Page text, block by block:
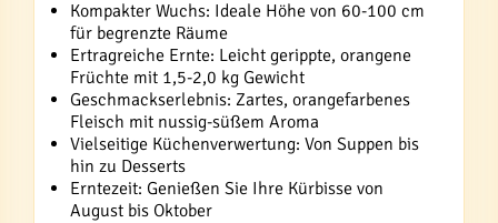
Kompakter Wuchs: Ideale Höhe von 60-100 cm
für begrenzte Räume
Ertragreiche Ernte: Leicht gerippte, orangene
Früchte mit 1,5-2,0 kg Gewicht
Geschmackserlebnis: Zartes, orangefarbenes
Fleisch mit nussig-süßem Aroma
Vielseitige Küchenverwertung: Von Suppen bis
hin zu Desserts
Erntezeit: Genießen Sie Ihre Kürbisse von
August bis Oktober